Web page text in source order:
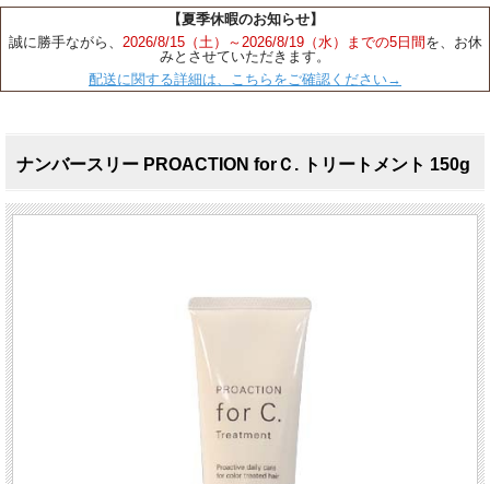
【夏季休暇のお知らせ】
誠に勝手ながら、 2026/8/15（土）～2026/8/19（水）までの5日間 を、お休
みとさせていただきます。
配送に関する詳細は、こちらをご確認ください→
ナンバースリー PROACTION forＣ. トリートメント 150g